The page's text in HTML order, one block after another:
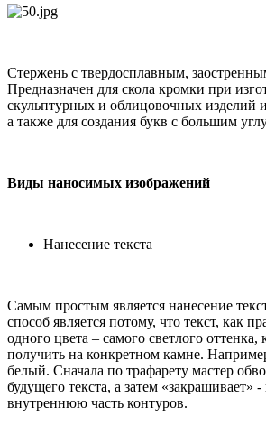
Стержень с твердосплавным,
Предназначен для скола кромки при
скульптурных и облицовочных изделий
а также для создания букв с большим
Виды наносимых изображений
Нанесение текста
Самым простым является нанесение
способ является потому, что текст, как
одного цвета – самого светлого
получить на конкретном камне.
белый. Сначала по трафарету мастер
будущего текста, а затем «закрашивает»
внутреннюю часть контуров.